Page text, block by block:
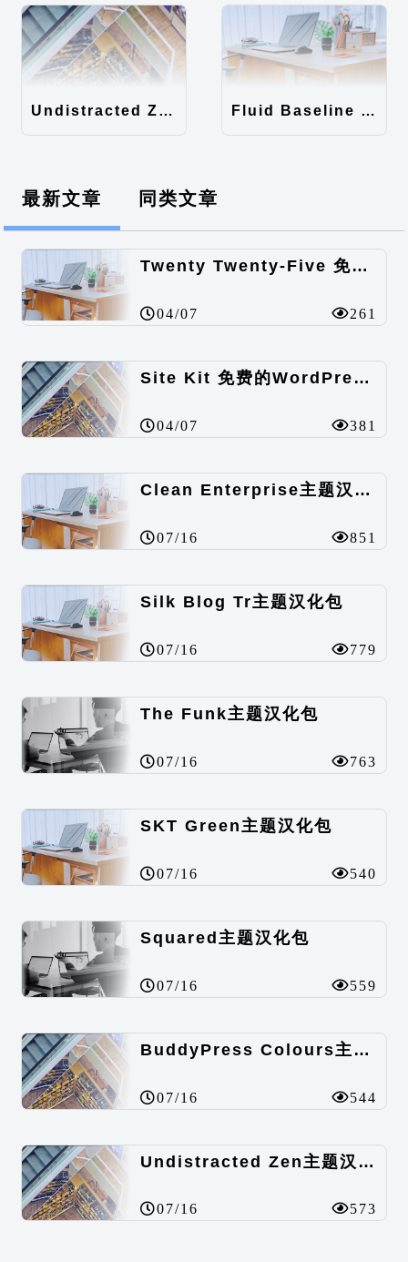
Undistracted Zen主题汉化包 Fluid Baseline Grid主题汉化包
最新文章 同类文章
Twenty Twenty-Five 免费的WordPress内容主题
04/07 261
Site Kit 免费的WordPress数据统计插件
04/07 381
Clean Enterprise主题汉化包
07/16 851
Silk Blog Tr主题汉化包
07/16 779
The Funk主题汉化包
07/16 763
SKT Green主题汉化包
07/16 540
Squared主题汉化包
07/16 559
BuddyPress Colours主题汉化包
07/16 544
Undistracted Zen主题汉化包
07/16 573